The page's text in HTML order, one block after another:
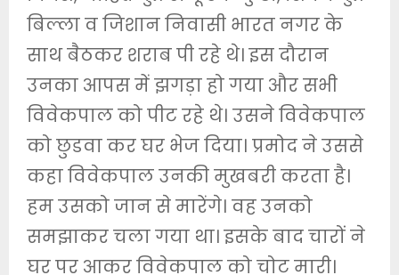
बिल्ला व जिशान निवासी भारत नगर के
साथ बैठकर शराब पी रहे थे। इस दौरान
उनका आपस में झगड़ा हो गया और सभी
विवेकपाल को पीट रहे थे। उसने विवेकपाल
को छुडवा कर घर भेज दिया। प्रमोद ने उससे
कहा विवेकपाल उनकी मुखबरी करता है।
हम उसको जान से मारेंगे। वह उनको
समझाकर चला गया था। इसके बाद चारों ने
घर पर आकर विवेकपाल को चोट मारी।